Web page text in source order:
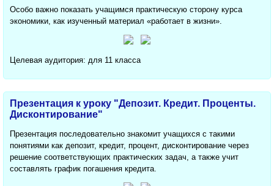
Особо важно показать учащимся практическую сторону курса
экономики, как изученный материал «работает в жизни».
Целевая аудитория: для 11 класса
Презентация к уроку "Депозит. Кредит. Проценты.
Дисконтирование"
Презентация последовательно знакомит учащихся с такими
понятиями как депозит, кредит, процент, дисконтирование через
решение соответствующих практических задач, а также учит
составлять график погашения кредита.